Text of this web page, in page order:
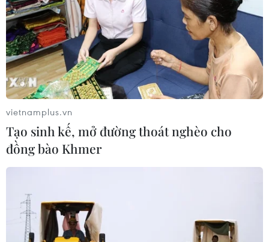
vietnamplus.vn
Tạo sinh kế, mở đường thoát nghèo cho
đồng bào Khmer